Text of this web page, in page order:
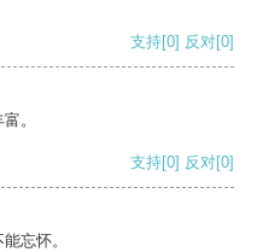
支持[0] 反对[0]
。
支持[0] 反对[0]
忘怀。